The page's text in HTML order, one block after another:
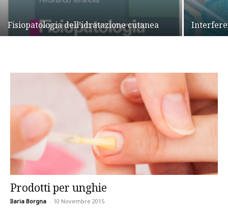
Fisiopatologia dell’idratazione cutanea
Prodotti per unghie
Ilaria Borgna - 10 Novembre 2015